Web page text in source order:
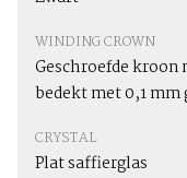
WINDING CROWN
Geschroefde kroon
bedekt met 0,1 mm
CRYSTAL
Plat saffierglas